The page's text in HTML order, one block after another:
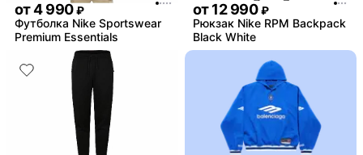
от4 990 ₽
Футболка Nike Sportswear
Premium Essentials
от12 990 ₽
Рюкзак Nike RPM Backpack
Black White